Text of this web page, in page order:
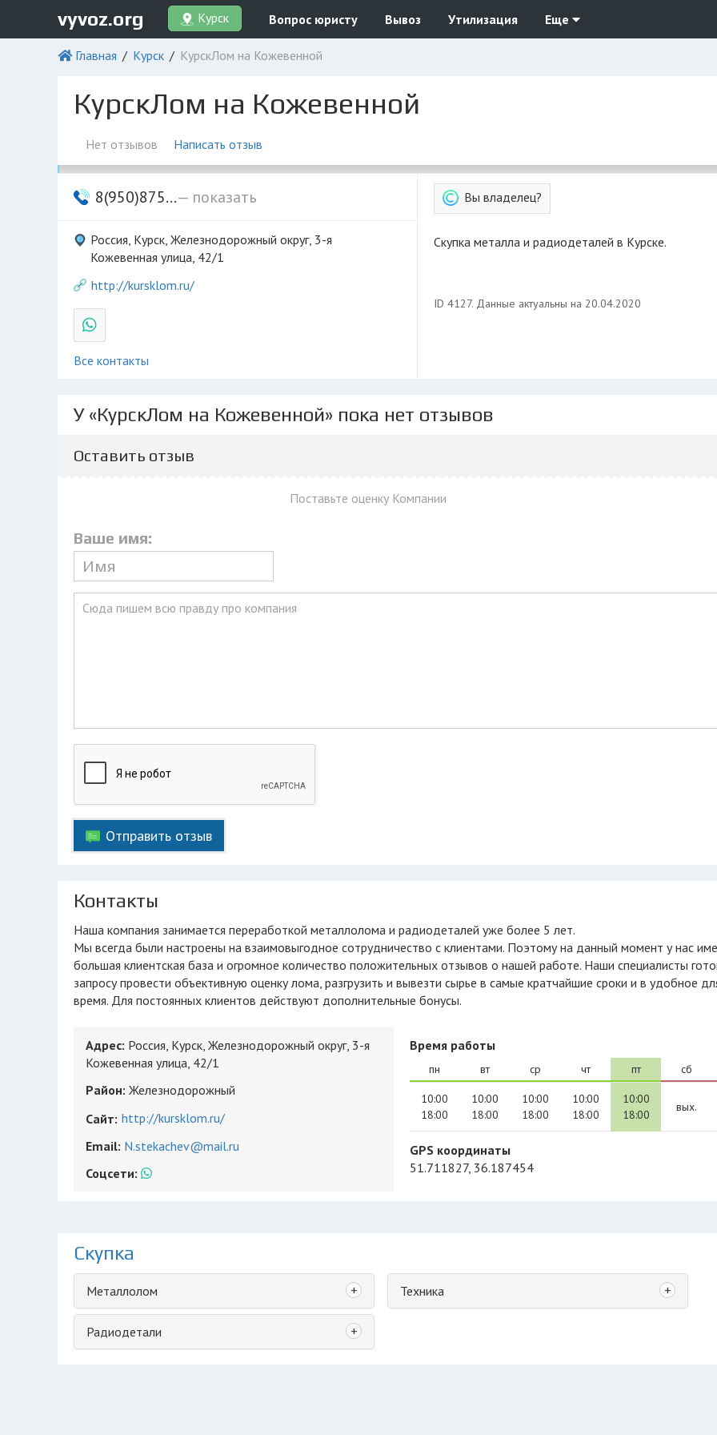
vyvoz.org Курск Вопрос юристу Вывоз Утилизация Еще
Главная Курск КурскЛом на Кожевенной
КурскЛом на Кожевенной
Нет отзывов Написать отзыв
8(950)875...— показать
Россия, Курск, Железнодорожный округ, 3-я
Кожевенная улица, 42/1
http://kursklom.ru/
Все контакты
Вы владелец?
Скупка металла и радиодеталей в Курске.
ID 4127. Данные актуальны на 20.04.2020
У «КурскЛом на Кожевенной» пока нет отзывов
Оставить отзыв
Ваше имя:
Поставьте оценку Компании
Отправить отзыв
Контакты
Наша компания занимается переработкой металлолома и радиодеталей уже более 5 лет.
Мы всегда были настроены на взаимовыгодное сотрудничество с клиентами. Поэтому на данный момент у нас
большая клиентская база и огромное количество положительных отзывов о нашей работе. Наши специалисты
запросу провести объективную оценку лома, разгрузить и вывезти сырье в самые кратчайшие сроки и в удобное
время. Для постоянных клиентов действуют дополнительные бонусы.
Адрес: Россия, Курск, Железнодорожный округ, 3-я
Кожевенная улица, 42/1
Район: Железнодорожный
Сайт: http://kursklom.ru/
Email: N.stekachev@mail.ru
Соцсети:
Время работы
пн
10:00
18:00
вт
10:00
18:00
ср
10:00
18:00
чт
10:00
18:00
пт
10:00
18:00
сб
вых.
GPS координаты
51.711827, 36.187454
Скупка
Металлолом +
Радиодетали +
Техника +